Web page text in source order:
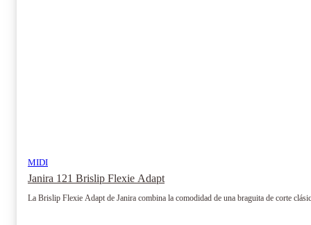
MIDI
Janira 121 Brislip Flexie Adapt
La Brislip Flexie Adapt de Janira combina la comodidad de una braguita de corte